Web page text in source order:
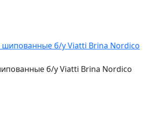
б/у Viatti Brina Nordico